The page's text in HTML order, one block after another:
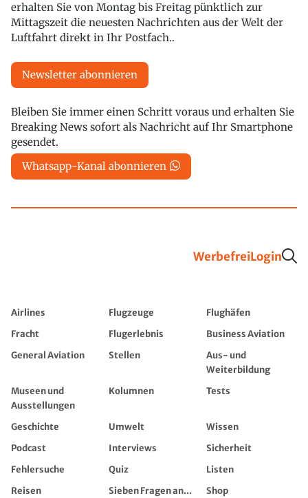
erhalten Sie von Montag bis Freitag pünktlich zur
Mittagszeit die neuesten Nachrichten aus der Welt der
Luftfahrt direkt in Ihr Postfach..
Newsletter abonnieren
Bleiben Sie immer einen Schritt voraus und erhalten Sie
Breaking News sofort als Nachricht auf Ihr Smartphone
gesendet.
Whatsapp-Kanal abonnieren
WerbefreiLogin
Airlines Flugzeuge
Flughäfen
Fracht
Flugerlebnis
Business Aviation
General Aviation
Stellen
Aus- und
Weiterbildung
Museen und
Ausstellungen
Kolumnen Tests
Geschichte Umwelt
Wissen
Podcast
Interviews
Sicherheit
Fehlersuche
Quiz
Listen
Reisen
Sieben Fragen an...
Shop